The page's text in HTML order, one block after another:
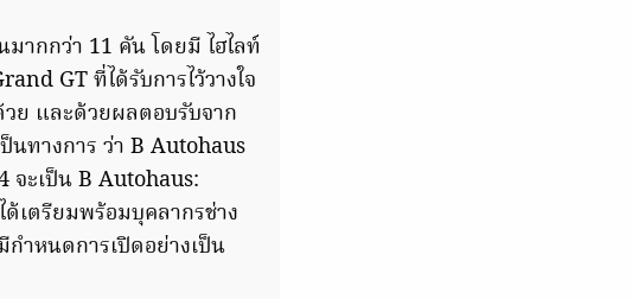
ากกว่า 11 คัน โดยมี ไฮไลท์
GT ที่ได้รับการไว้วางใจ
วย และด้วยผลตอบรับจาก
ทางการ ว่า B Autohaus
จะเป็น B Autohaus:
เตรียมพร้อมบุคลากรช่าง
กำหนดการเปิดอย่างเป็น